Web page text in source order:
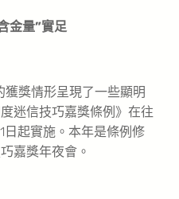
金量”實足
獎情形呈現了一些顯明
迷信技巧嘉獎條例》在往
日起實施。本年是條例修
嘉獎年夜會。